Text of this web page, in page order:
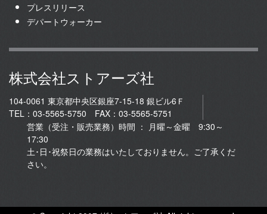
プレスリリース
デパートウォーカー
株式会社ストアーズ社
104-0061 東京都中央区銀座7-15-18 銀ビル6Ｆ
TEL：03-5565-5750 FAX：03-5565-5751
営業（受注・販売業務）時間 ： 月曜～金曜 9:30～
17:30
土･日･祝祭日の業務はいたしておりません。ご了承くだ
さい。